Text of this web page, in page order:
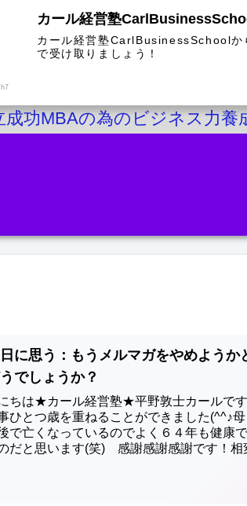
功MBAの為のビジネス力養
に思う：もうメルマガをやめようか
でしょうか？
ちは★カール経営塾★平野敦士カールで
ひとつ歳を重ねることができました(^^♪
で亡くなっているのでよく６４年も健康
だと思います(笑) 感謝感謝感謝です！相
カール経営塾
カール経営塾CarlBusinessSchoolか
で受け取りましょう！